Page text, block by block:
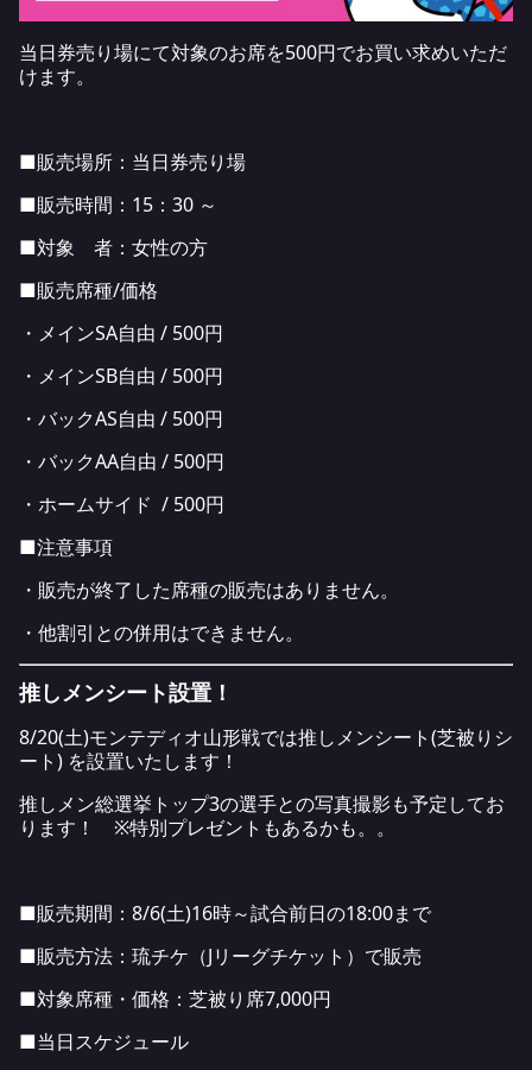
当日券売り場にて対象のお席を500円でお買い求めいただ
けます。
■販売場所：当日券売り場
■販売時間：15：30 ～
■対象 者：女性の方
■販売席種/価格
・メインSA自由 / 500円
・メインSB自由 / 500円
・バックAS自由 / 500円
・バックAA自由 / 500円
・ホームサイド / 500円
■注意事項
・販売が終了した席種の販売はありません。
・他割引との併用はできません。
推しメンシート設置！
8/20(土)モンテディオ山形戦では推しメンシート(芝被りシ
ート) を設置いたします！
推しメン総選挙トップ3の選手との写真撮影も予定してお
ります！ ※特別プレゼントもあるかも。。
■販売期間：8/6(土)16時～試合前日の18:00まで
■販売方法：琉チケ（Jリーグチケット）で販売
■対象席種・価格：芝被り席7,000円
■当日スケジュール